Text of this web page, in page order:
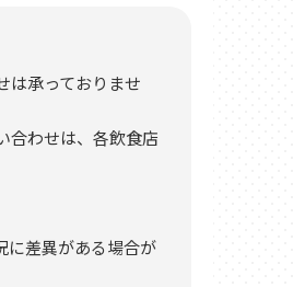
は承っておりませ
合わせは、各飲食店
に差異がある場合が